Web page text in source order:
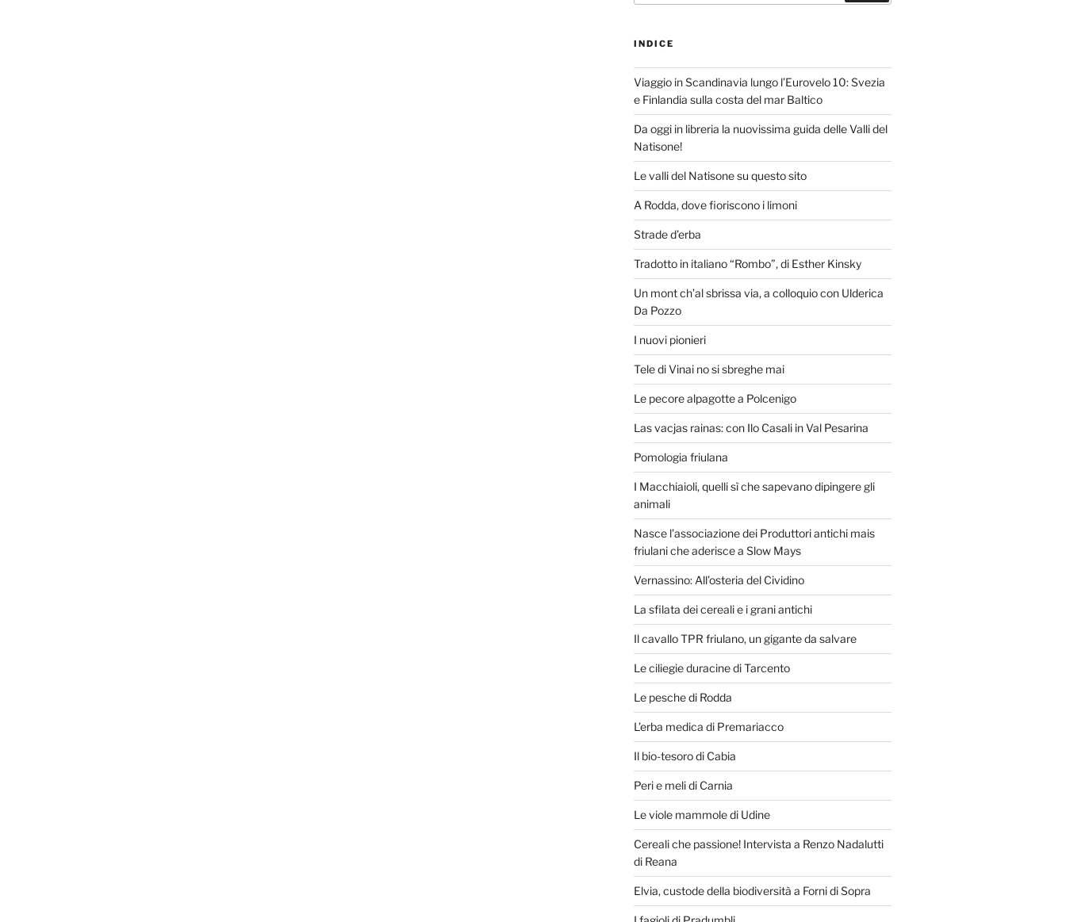
INDICE
Viaggio in Scandinavia lungo l’Eurovelo 10: Svezia
e Finlandia sulla costa del mar Baltico
Da oggi in libreria la nuovissima guida delle Valli del
Natisone!
Le valli del Natisone su questo sito
A Rodda, dove fioriscono i limoni
Strade d’erba
Tradotto in italiano “Rombo”, di Esther Kinsky
Un mont ch’al sbrissa via, a colloquio con Ulderica
Da Pozzo
I nuovi pionieri
Tele di Vinai no si sbreghe mai
Le pecore alpagotte a Polcenigo
Las vacjas rainas: con Ilo Casali in Val Pesarina
Pomologia friulana
I Macchiaioli, quelli sì che sapevano dipingere gli
animali
Nasce l’associazione dei Produttori antichi mais
friulani che aderisce a Slow Mays
Vernassino: All’osteria del Cividino
La sfilata dei cereali e i grani antichi
Il cavallo TPR friulano, un gigante da salvare
Le ciliegie duracine di Tarcento
Le pesche di Rodda
L’erba medica di Premariacco
Il bio-tesoro di Cabia
Peri e meli di Carnia
Le viole mammole di Udine
Cereali che passione! Intervista a Renzo Nadalutti
di Reana
Elvia, custode della biodiversità a Forni di Sopra